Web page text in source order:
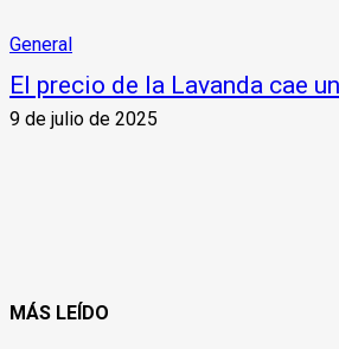
General
El precio de la Lavanda cae
9 de julio de 2025
MÁS LEÍDO